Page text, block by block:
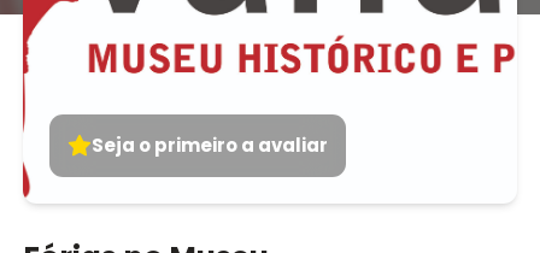
Seja o primeiro a avaliar